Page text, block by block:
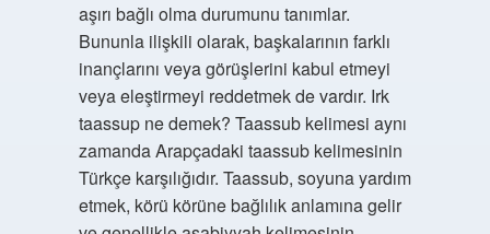
aşırı bağlı olma durumunu tanımlar.
Bununla ilişkili olarak, başkalarının farklı
inançlarını veya görüşlerini kabul etmeyi
veya eleştirmeyi reddetmek de vardır. Irk
taassup ne demek? Taassub kelimesi aynı
zamanda Arapçadaki taassub kelimesinin
Türkçe karşılığıdır. Taassub, soyuna yardım
etmek, körü körüne bağlılık anlamına gelir